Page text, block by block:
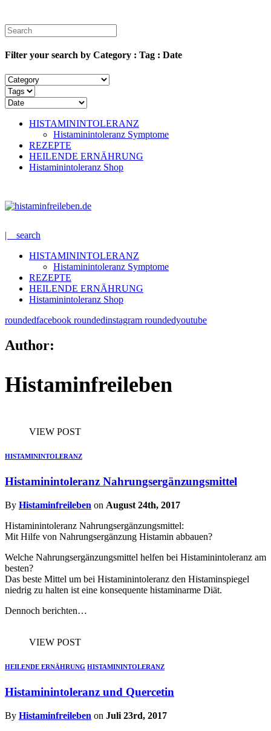
Filter your search by Category : Tag : Date
HISTAMININTOLERANZ
Histaminintoleranz Symptome
REZEPTE
HEILENDE ERNÄHRUNG
Histaminintoleranz Shop
| search
HISTAMININTOLERANZ
Histaminintoleranz Symptome
REZEPTE
HEILENDE ERNÄHRUNG
Histaminintoleranz Shop
roundedfacebook roundedinstagram roundedyoutube
Author:
Histaminfreileben
VIEW POST
HISTAMININTOLERANZ
Histaminintoleranz Nahrungsergänzungsmittel
By Histaminfreileben on August 24th, 2017
Histaminintoleranz Nahrungsergänzungsmittel:
Mit Hilfe von Nahrungsergänzung Histamin abbauen?
Welche Nahrungsergänzungsmittel helfen bei Histaminintoleranz am
besten?
Das beste Mittel um bei Histaminintoleranz den Histaminspiegel
niedrig zu halten ist eine konsequente histaminarme Diät.
Dennoch berichten…
VIEW POST
HEILENDE ERNÄHRUNG HISTAMININTOLERANZ
Histaminintoleranz und Quercetin
By Histaminfreileben on Juli 23rd, 2017